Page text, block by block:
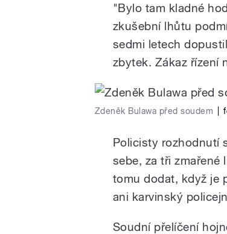
"Bylo tam kladné
zkušební lhůtu
sedmi letech
zbytek. Zákaz řízení
Zdeněk Bulawa před soudem
Policisty rozhodnutí
sebe, za tři zmařené
tomu dodat, když je
ani karvinský
Soudní přelíčení